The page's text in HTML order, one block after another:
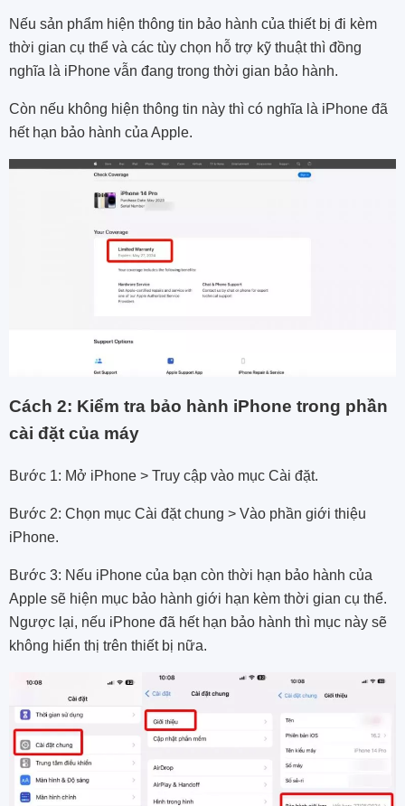
Nếu sản phẩm hiện thông tin bảo hành của thiết bị đi kèm
thời gian cụ thể và các tùy chọn hỗ trợ kỹ thuật thì đồng
nghĩa là iPhone vẫn đang trong thời gian bảo hành.
Còn nếu không hiện thông tin này thì có nghĩa là iPhone đã
hết hạn bảo hành của Apple.
Cách 2: Kiểm tra bảo hành iPhone trong phần
cài đặt của máy
Bước 1: Mở iPhone > Truy cập vào mục Cài đặt.
Bước 2: Chọn mục Cài đặt chung > Vào phần giới thiệu
iPhone.
Bước 3: Nếu iPhone của bạn còn thời hạn bảo hành của
Apple sẽ hiện mục bảo hành giới hạn kèm thời gian cụ thể.
Ngược lại, nếu iPhone đã hết hạn bảo hành thì mục này sẽ
không hiển thị trên thiết bị nữa.